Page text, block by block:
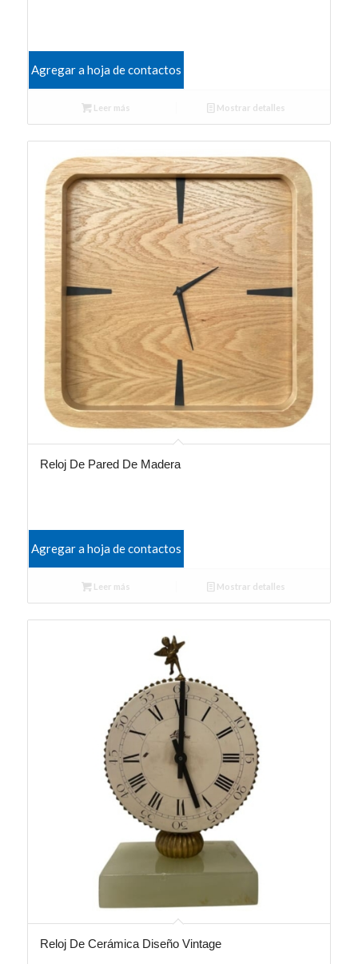
Agregar a hoja de contactos
Leer más Mostrar detalles
Reloj De Pared De Madera
Agregar a hoja de contactos
Leer más Mostrar detalles
Reloj De Cerámica Diseño Vintage